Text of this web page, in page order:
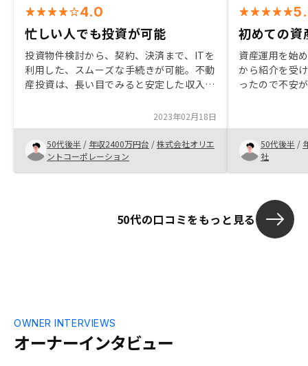
4.0
忙しい人でも投資が可能
投資物件検討から、契約、決済まで、ITを
利用した、スムーズな手続きが可能。不動
産投資は、長い目でみると安定した収入が
易さがある。事業関連の経費控除が可能な
点は、会社員にとっては、魅力。
2023年02月18日
50代後半 / 年収2400万円台 /株式会社オリエ
ントコーポレーション
初めての資
資産運用を始
から紹介を受
ったので不安
りの友人にも
50代後半 /
社
50代の口コミをもっと見る
オーナーインタビュー
OWNER INTERVIEWS